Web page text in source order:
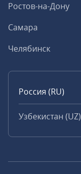
Ростов-на-Дону
Самара
Челябинск
Россия (RU)
Узбекистан (UZ)